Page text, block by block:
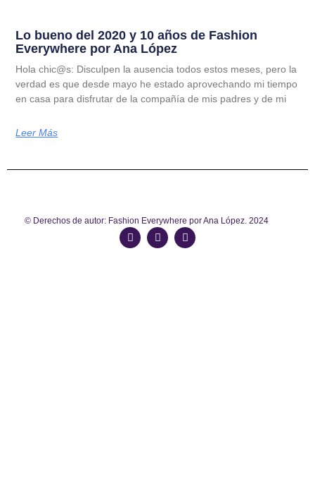
Lo bueno del 2020 y 10 años de Fashion
Everywhere por Ana López
Hola chic@s: Disculpen la ausencia todos estos meses, pero la
verdad es que desde mayo he estado aprovechando mi tiempo
en casa para disfrutar de la compañía de mis padres y de mi
Leer Más
© Derechos de autor: Fashion Everywhere por Ana López. 2024